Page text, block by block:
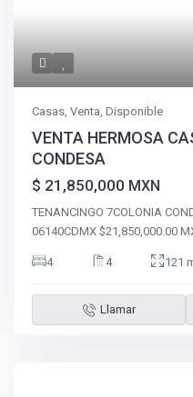
Casas,Venta,Disponible
VENTA HERMOSA
CONDESA
$ 21,850,000 MXN
TENANCINGO 7COLONIA
06140CDMX $21,850,000.00
4 4 121
Llamar